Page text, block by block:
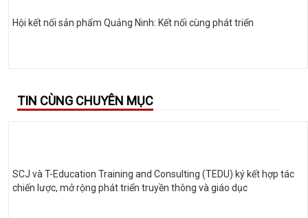
Hội kết nối sản phẩm Quảng Ninh: Kết nối cùng phát triển
TIN CÙNG CHUYÊN MỤC
SCJ và T-Education Training and Consulting (TEDU) ký kết hợp tác
chiến lược, mở rộng phát triển truyền thông và giáo dục